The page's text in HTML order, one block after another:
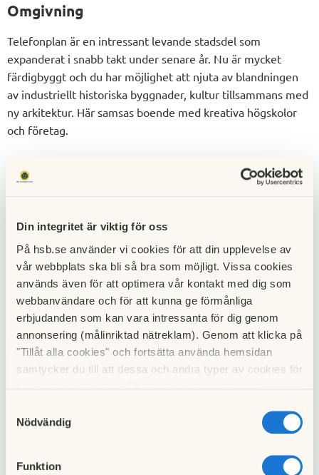
Din integritet är viktig för oss
På hsb.se använder vi cookies för att din upplevelse av
vår webbplats ska bli så bra som möjligt. Vissa cookies
används även för att optimera vår kontakt med dig som
webbanvändare och för att kunna ge förmånliga
erbjudanden som kan vara intressanta för dig genom
annonsering (målinriktad nätreklam). Genom att klicka på
"Tillåt alla cookies" och fortsätta använda hemsidan
samtycker du till att dessa och andra typer av cookies för
cookies och välja att endast tillåta ett urval.
Nödvändig
Funktion
Omgivning
Telefonplan är en intressant levande stadsdel som
expanderat i snabb takt under senare år. Nu är mycket
färdigbyggt och du har möjlighet att njuta av blandningen
av industriellt historiska byggnader, kultur tillsammans med
ny arkitektur. Här samsas boende med kreativa högskolor
och företag.
Det som utmärker Telefonplan mest av allt är kanske den
finns också den omåttliga populära skolan Hyper Island med
utbildningar inom digitala medier.
Granne med HSB brf Växeln ligger den fina Teaterparken
med sin amfiteater. Här spelas det parkteater om
sommaren. I Midsommarkransen, en liten bit bort, har du en
spännande filmrepertoar på den gamla charmiga biografen
Tellus.
I Stockholm är man sällan långt från vattnet, och det gäller
och tar en promenad till någon av badplatserna i närheten.